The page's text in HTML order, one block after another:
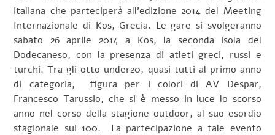
italiana che parteciperà all’edizione 2014 del Meeting
Internazionale di Kos, Grecia. Le gare si svolgeranno
sabato 26 aprile 2014 a Kos, la seconda isola del
Dodecaneso, con la presenza di atleti greci, russi e
turchi. Tra gli otto under20, quasi tutti al primo anno
di categoria, figura per i colori di AV Despar,
Francesco Tarussio, che si è messo in luce lo scorso
anno nel corso della stagione outdoor, al suo esordio
stagionale sui 100. La partecipazione a tale evento